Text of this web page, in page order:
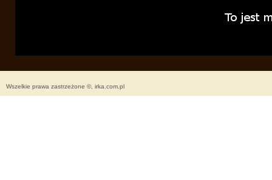
Wszelkie prawa zastrzeżone ©, irka.com.pl